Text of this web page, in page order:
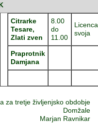
Citrarke
Tesare,
Zlati zven
8.00
do
11.00
Licenca
svoja
Praprotnik
Damjana
za tretje življenjsko obdobje
Domžale
Marjan Ravnikar